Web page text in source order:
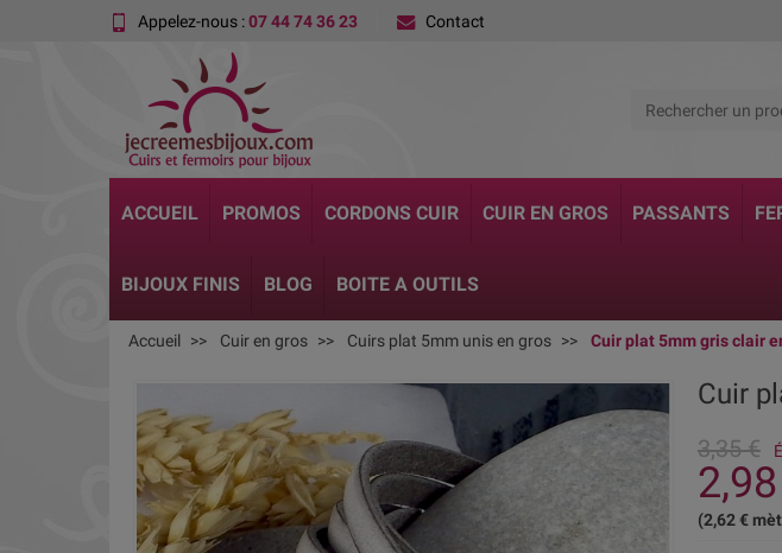
Appelez-nous :07 44 74 36 23 Contact
ACCUEIL PROMOS CORDONS CUIR CUIR EN GROS PASSANTS
BIJOUX FINIS BLOG BOITE A OUTILS
Accueil Cuir en gros Cuirs plat 5mm unis en gros Cuir plat 5mm gris clair
Cuir
3,35 €
(2,62 €